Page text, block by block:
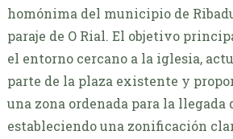
homónima del municipio de
paraje de O Rial. El objetivo
el entorno cercano a la iglesia,
parte de la plaza existente y
una zona ordenada para la llegada
estableciendo una zonificación